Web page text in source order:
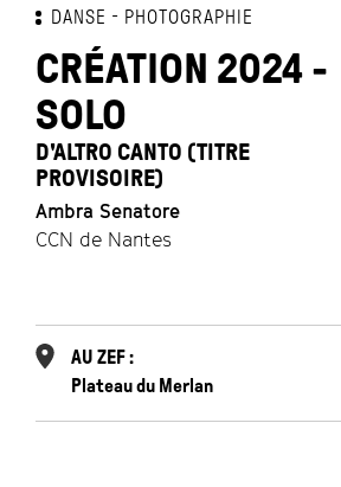
DANSE PHOTOGRAPHIE
CRÉATION 2024 -
SOLO
D'ALTRO CANTO (TITRE
PROVISOIRE)
Ambra Senatore
CCN de Nantes
AU ZEF :
Plateau du Merlan